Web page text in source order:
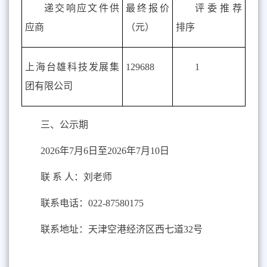
递交响应文件供
应商
最终报价
（元）
评委推荐
排序
上海台雄科技发展集
团有限公司
129688 1
三、公示期
2026年7月 6 日至2026年7月 10 日
联 系 人：刘老师
联系电话： 022-87580175
联系地址：天津空港经济区西七道32号